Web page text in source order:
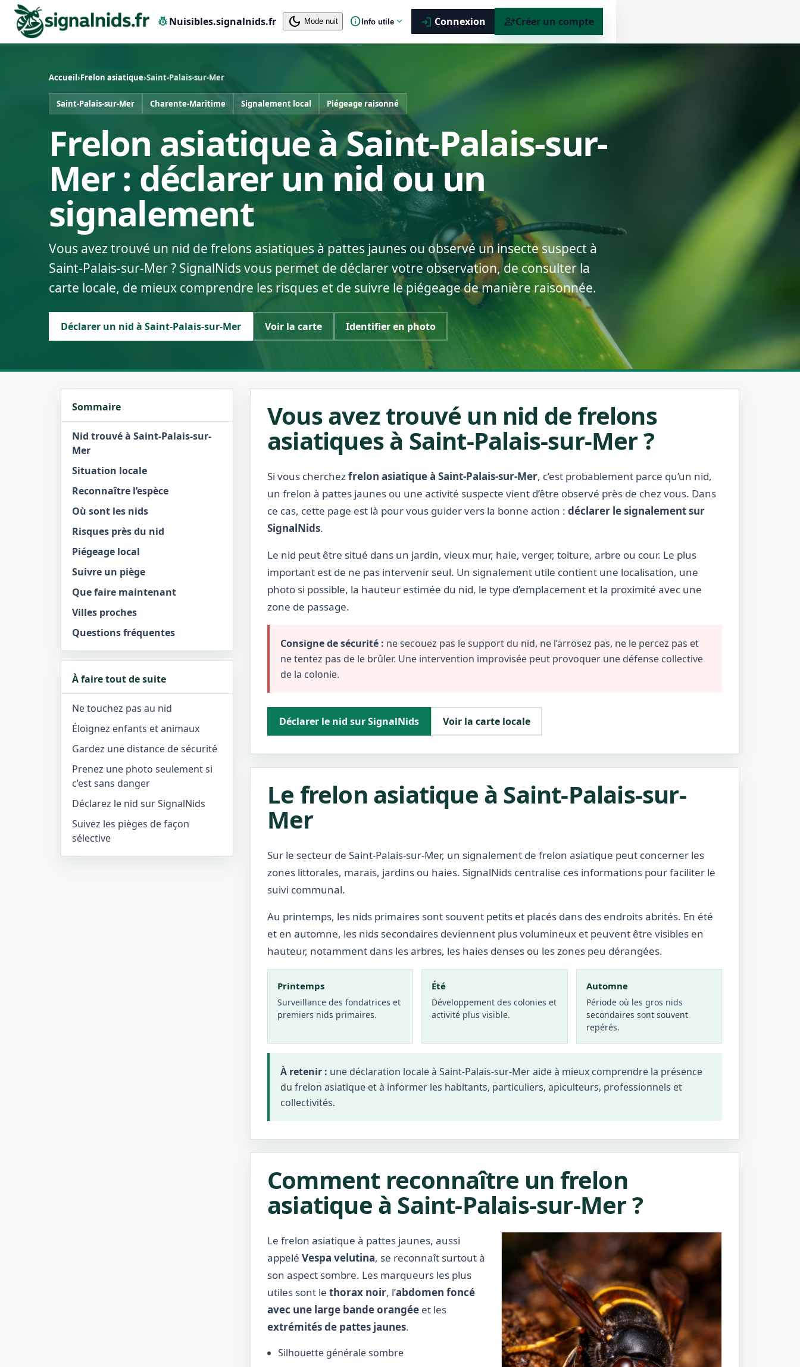
pest_controlNuisibles.signalnids.fr dark_mode Mode nuit infoInfo utile expand_more login Connexion person_addCréer un compte
Accueil›Frelon asiatique›Saint-Palais-sur-Mer
Saint-Palais-sur-Mer Charente-Maritime Signalement local Piégeage raisonné
Frelon asiatique à Saint-Palais-sur-
Mer : déclarer un nid ou un
signalement
Vous avez trouvé un nid de frelons asiatiques à pattes jaunes ou observé un insecte suspect à
Saint-Palais-sur-Mer ? SignalNids vous permet de déclarer votre observation, de consulter la
carte locale, de mieux comprendre les risques et de suivre le piégeage de manière raisonnée.
Déclarer un nid à Saint-Palais-sur-Mer Voir la carte Identifier en photo
Sommaire
Nid trouvé à Saint-Palais-sur-
Mer
Situation locale
Reconnaître l’espèce
Où sont les nids
Risques près du nid
Piégeage local
Suivre un piège
Que faire maintenant
Villes proches
Questions fréquentes
À faire tout de suite
Ne touchez pas au nid
Éloignez enfants et animaux
Gardez une distance de sécurité
Prenez une photo seulement si
c’est sans danger
Déclarez le nid sur SignalNids
Suivez les pièges de façon
sélective
Vous avez trouvé un nid de frelons
asiatiques à Saint-Palais-sur-Mer ?
Si vous cherchezfrelon asiatique à Saint-Palais-sur-Mer, c’est probablement parce qu’un nid,
un frelon à pattes jaunes ou une activité suspecte vient d’être observé près de chez vous. Dans
ce cas, cette page est là pour vous guider vers la bonne action : déclarer le signalement sur
SignalNids.
Le nid peut être situé dans un jardin, vieux mur, haie, verger, toiture, arbre ou cour. Le plus
important est de ne pas intervenir seul. Un signalement utile contient une localisation, une
photo si possible, la hauteur estimée du nid, le type d’emplacement et la proximité avec une
zone de passage.
Consigne de sécurité : ne secouez pas le support du nid, ne l’arrosez pas, ne le percez pas et
ne tentez pas de le brûler. Une intervention improvisée peut provoquer une défense collective
de la colonie.
Déclarer le nid sur SignalNids Voir la carte locale
Le frelon asiatique à Saint-Palais-sur-
Mer
Sur le secteur de Saint-Palais-sur-Mer, un signalement de frelon asiatique peut concerner les
zones littorales, marais, jardins ou haies. SignalNids centralise ces informations pour faciliter le
suivi communal.
Au printemps, les nids primaires sont souvent petits et placés dans des endroits abrités. En été
et en automne, les nids secondaires deviennent plus volumineux et peuvent être visibles en
hauteur, notamment dans les arbres, les haies denses ou les zones peu dérangées.
Printemps
Surveillance des fondatrices et
premiers nids primaires.
Été
Développement des colonies et
activité plus visible.
Automne
Période où les gros nids
secondaires sont souvent
repérés.
À retenir : une déclaration locale à Saint-Palais-sur-Mer aide à mieux comprendre la présence
du frelon asiatique et à informer les habitants, particuliers, apiculteurs, professionnels et
collectivités.
Comment reconnaître un frelon
asiatique à Saint-Palais-sur-Mer ?
Le frelon asiatique à pattes jaunes, aussi
appelé Vespa velutina, se reconnaît surtout à
son aspect sombre. Les marqueurs les plus
utiles sont le thorax noir, l’abdomen foncé
avec une large bande orangée et les
extrémités de pattes jaunes.
Silhouette générale sombre